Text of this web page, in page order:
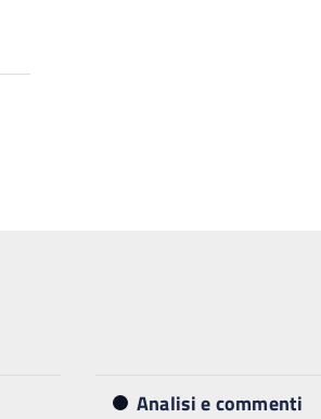
Analisi e commenti